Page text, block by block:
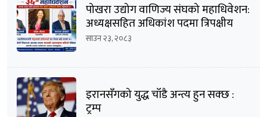
पोखरा उद्योग वाणिज्य संघको महाधिवेशन:
अध्यक्षसहित अधिकांश पदमा त्रिपक्षीय
भिडन्तको सम्भावना
साउन २३, २०८३
इरानसँगको युद्ध चाँडै अन्त्य हुन सक्छ :
ट्रम्प